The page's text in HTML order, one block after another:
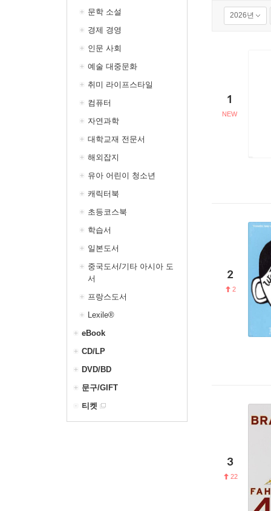
문학 소설
경제 경영
인문 사회
예술 대중문화
취미 라이프스타일
컴퓨터
자연과학
대학교재 전문서
해외잡지
유아 어린이 청소년
캐릭터북
초등코스북
학습서
일본도서
중국도서/기타 아시아 도
서
프랑스도서
Lexile®
eBook
CD/LP
DVD/BD
문구/GIFT
티켓
2026년
1
2
2
3
22